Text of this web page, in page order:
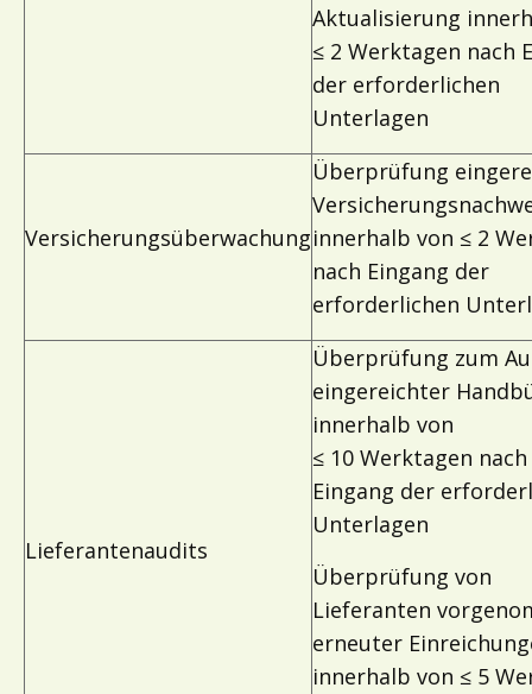
Aktualisierung
≤ 2 Werktagen nach
der erforderlichen
Unterlagen
Versicherungsüberwachung
Überprüfung
innerhalb von ≤ 2
nach Eingang der
erforderlichen
Lieferantenaudits
Überprüfung zum
eingereichter
innerhalb von
≤ 10 Werktagen nach
Eingang der
Unterlagen
Überprüfung von
Lieferanten
erneuter
innerhalb von ≤ 5